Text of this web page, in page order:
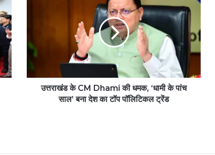
उत्तराखंड के CM Dhami की धमक, ‘धामी के पांच
साल’ बना देश का टॉप पॉलिटिकल ट्रेंड